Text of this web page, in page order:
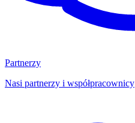
Partnerzy
Nasi partnerzy i współpracownicy